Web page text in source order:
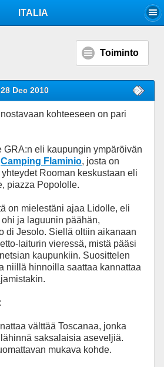
ITALIA
Toiminto
Dec 2010
kohteeseen on pari
GRA:n eli kaupungin ympäröivän
Camping Flaminio, josta on
Rooman keskustaan eli
piazza Popololle.
on mielestäni ajaa Lidolle, eli
ja laguunin päähän,
di Jesolo. Siellä oltiin aikanaan
laiturin vieressä, mistä pääsi
kaupunkiin. Suosittelen
niillä hinnoilla saattaa kannattaa
välttää Toscanaa, jonka
saksalaisia aseveljiä.
mukava kohde.